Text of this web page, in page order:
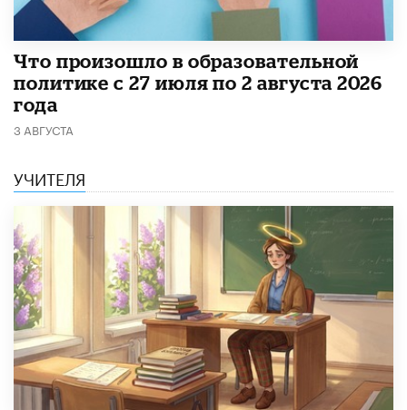
​Что произошло в образовательной
политике с 27 июля по 2 августа 2026
года
3 АВГУСТА
УЧИТЕЛЯ